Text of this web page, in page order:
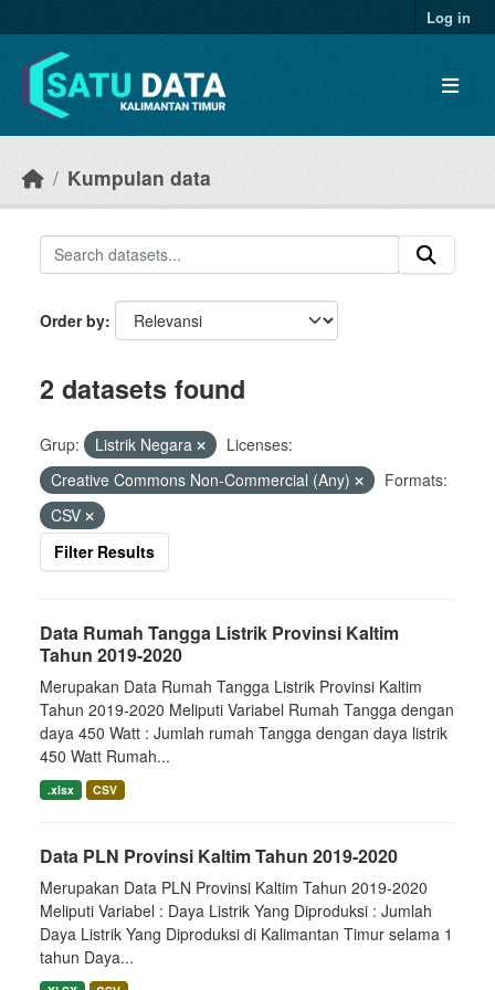
Log in
Kumpulan data
Order by
2 datasets found
Grup: Listrik Negara
Licenses:
Creative Commons Non-Commercial (Any)
Formats:
CSV
Filter Results
Data Rumah Tangga Listrik Provinsi Kaltim
Tahun 2019-2020
Merupakan Data Rumah Tangga Listrik Provinsi Kaltim
Tahun 2019-2020 Meliputi Variabel Rumah Tangga dengan
daya 450 Watt : Jumlah rumah Tangga dengan daya listrik
450 Watt Rumah...
.xlsx CSV
Data PLN Provinsi Kaltim Tahun 2019-2020
Merupakan Data PLN Provinsi Kaltim Tahun 2019-2020
Meliputi Variabel : Daya Listrik Yang Diproduksi : Jumlah
Daya Listrik Yang Diproduksi di Kalimantan Timur selama 1
tahun Daya...